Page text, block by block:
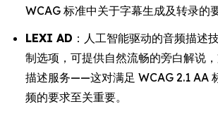
WCAG 标准中关于字幕生成及转录的要
LEXI AD ：人工智能驱动的音频描述
制选项，可提供自然流畅的旁白解说
描述服务——这对满足 WCAG 2.1 AA
频的要求至关重要。